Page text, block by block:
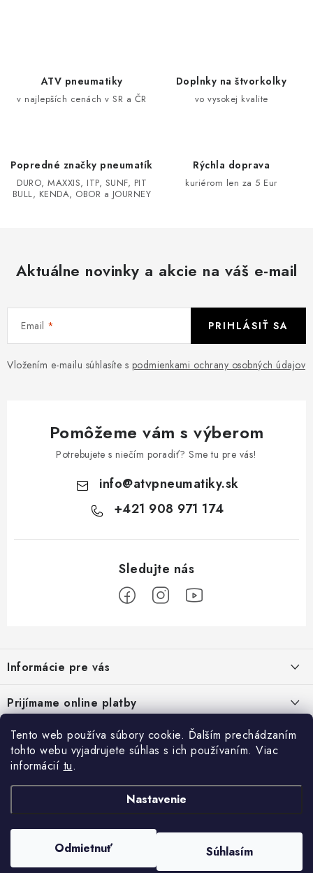
Tento web používa súbory cookie. Ďalším prechádzaním
tohto webu vyjadrujete súhlas s ich používaním. Viac
informácií tu.
Nastavenie
Odmietnuť Súhlasím
p
i
ATV pneumatiky
v najlepších cenách v SR a ČR
Doplnky na štvorkolky
vo vysokej kvalite
Popredné značky pneumatík
DURO, MAXXIS, ITP, SUNF, PIT
BULL, KENDA, OBOR a JOURNEY
Rýchla doprava
kuriérom len za 5 Eur
Aktuálne novinky a akcie na váš e-mail
Email
Vložením e-mailu súhlasíte s podmienkami ochrany osobných údajov
PRIHLÁSIŤ SA
Pomôžeme vám s výberom
Potrebujete s niečím poradiť? Sme tu pre vás!
info@atvpneumatiky.sk
+421 908 971 174
p
ä
t
Informácie pre vás
Reklamačný poriadok - formulár
Kontakt
Prijímame online platby
Prihlásenie
E-mail
Heslo
Facebook
Posledné hodnotenie produktov
Vytvoril Shoptet
Copyright 2026ATV pneumatiky . Všetky práva vyhradené.